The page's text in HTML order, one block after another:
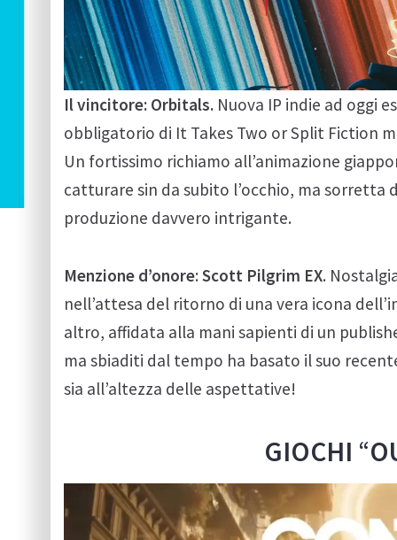
Il vincitore: Orbitals. Nuova IP indie ad oggi
obbligatorio di It Takes Two or Split Fiction
Un fortissimo richiamo all’animazione
catturare sin da subito l’occhio, ma
produzione davvero intrigante.
Menzione d’onore: Scott Pilgrim EX.
nell’attesa del ritorno di una vera icona
altro, affidata alla mani sapienti di un
ma sbiaditi dal tempo ha basato il suo
sia all’altezza delle aspettative!
GIOCHI “